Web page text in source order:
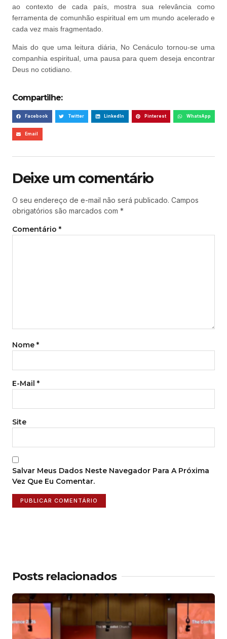
ao contexto de cada país, mostra sua relevância como
ferramenta de comunhão espiritual em um mundo acelerado e
cada vez mais fragmentado.
Mais do que uma leitura diária, No Cenáculo tornou-se uma
companhia espiritual, uma pausa para quem deseja encontrar
Deus no cotidiano.
Compartilhe:
Facebook Twitter LinkedIn Pinterest WhatsApp
Email
Deixe um comentário
O seu endereço de e-mail não será publicado. Campos
obrigatórios são marcados com *
Comentário *
Nome *
E-Mail *
Site
Salvar Meus Dados Neste Navegador Para A Próxima
Vez Que Eu Comentar.
Posts relacionados